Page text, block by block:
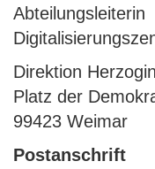
Direktion
Platz der
99423 Weimar
Postanschrift